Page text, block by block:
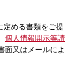
定める書類をご提
個人情報開示等請
面又はメールによ